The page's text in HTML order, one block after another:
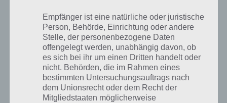
Den Barbaren angreifen
Homer
(H), B
6s
Barbar verfolgt Homer mit einer
Axt
H, B 2h
Barbar und Homer ein Bier bei
Moe trinken lassen
H, B
Empfänger ist eine natürliche oder juristische
Person, Behörde, Einrichtung oder andere
Stelle, der personenbezogene Daten
offengelegt werden, unabhängig davon, ob
es sich bei ihr um einen Dritten handelt oder
nicht. Behörden, die im Rahmen eines
bestimmten Untersuchungsauftrags nach
dem Unionsrecht oder dem Recht der
Mitgliedstaaten möglicherweise